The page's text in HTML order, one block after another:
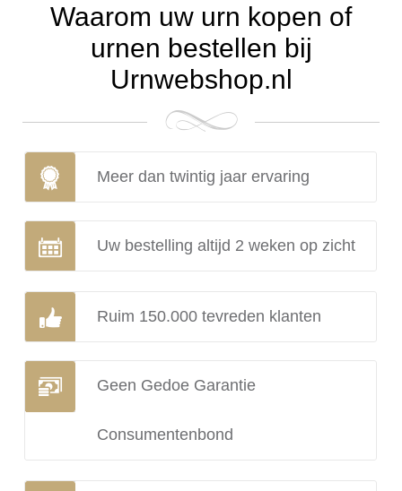
Waarom uw urn kopen of
urnen bestellen bij
Urnwebshop.nl
Meer dan twintig jaar ervaring
Uw bestelling altijd 2 weken op zicht
Ruim 150.000 tevreden klanten
Geen Gedoe Garantie
Consumentenbond